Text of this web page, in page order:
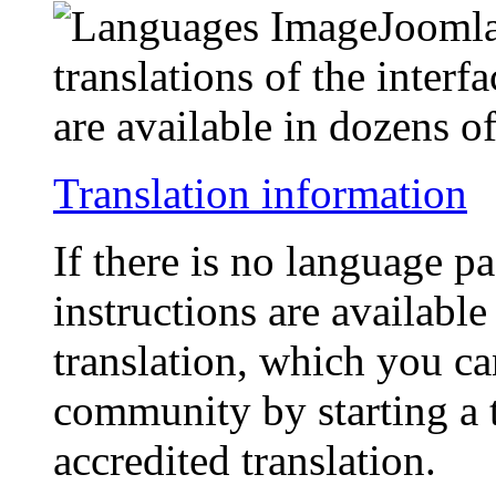
translations of the
are available in dozens
Translation information
If there is no language
instructions are
translation, which you
community by starting a
accredited translation.